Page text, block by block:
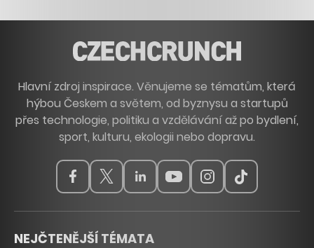
Hlavní zdroj inspirace. Věnujeme se tématům, která
hýbou Českem a světem, od byznysu a startupů
přes technologie, politiku a vzdělávání až po bydlení,
sport, kulturu, ekologii nebo dopravu.
NEJČTENĚJŠÍ TÉMATA